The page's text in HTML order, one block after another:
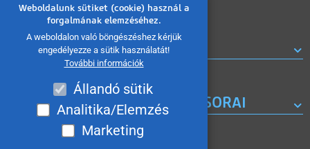
Weboldalunk sütiket (cookie) használ a
forgalmának elemzéséhez.
A weboldalon való böngészéshez kérjük
engedélyezze a sütik használatát!
További információk
Állandó sütik
Analitika/Elemzés
Marketing
OLDALTÉRKÉP
ROVATOK
A MISKOLC TV KORÁBBI MŰSORAI